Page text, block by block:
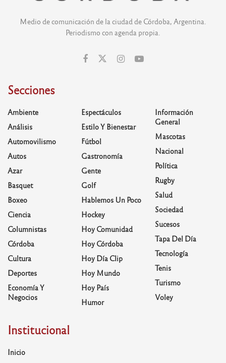
Medio de comunicación de la ciudad de Córdoba, Argentina.
Periodismo con agenda propia.
Secciones
Ambiente
Análisis
Automovilismo
Autos
Azar
Basquet
Boxeo
Ciencia
Columnistas
Córdoba
Cultura
Deportes
Economía Y
Negocios
Espectáculos
Estilo Y Bienestar
Fútbol
Gastronomía
Gente
Golf
Hablemos Un Poco
Hockey
Hoy Comunidad
Hoy Córdoba
Hoy Día Clip
Hoy Mundo
Hoy País
Humor
Información
General
Mascotas
Nacional
Política
Rugby
Salud
Sociedad
Sucesos
Tapa Del Día
Tecnología
Tenis
Turismo
Voley
Institucional
Inicio